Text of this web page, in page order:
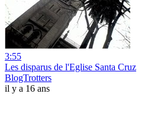
3:55
Les disparus de l'Eglise Santa Cruz
BlogTrotters
il y a 16 ans